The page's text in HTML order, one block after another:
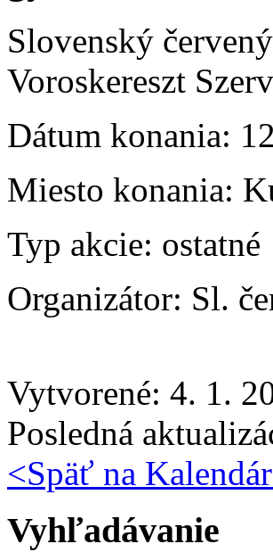
Slovenský
Voroskereszt
Dátum konania:
Miesto konania:
Typ akcie: ostatné
Organizátor: Sl.
Vytvorené: 4. 1.
Posledná
<Späť na
Vyhľadávanie